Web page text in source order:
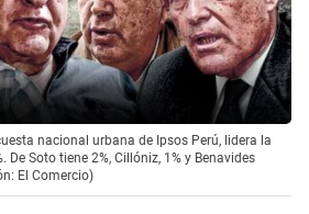
nacional urbana de Ipsos Perú, lidera la
De Soto tiene 2%, Cillóniz, 1% y Benavides
El Comercio)